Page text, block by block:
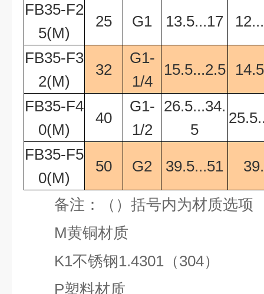
FB35-F2
5(M)
25 G1 13.5...17
FB35-F3
2(M)
32
G1-
1/4
15.5...2.5
FB35-F4
0(M)
40
G1-
1/2
26.5...34.
5
FB35-F5
0(M)
50 G2 39.5...51
备注：（）括号内为材质选项
M黄铜材质
K1不锈钢1.4301 （304）
P塑料材质